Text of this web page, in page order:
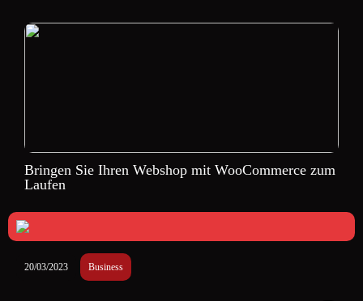
Bringen Sie Ihren Webshop mit WooCommerce zum
Laufen
20/03/2023 Business